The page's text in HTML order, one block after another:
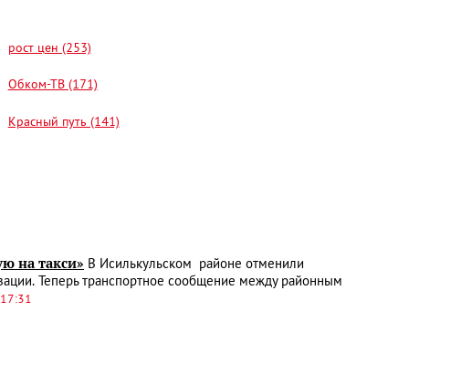
рост цен (253)
Обком-ТВ (171)
Красный путь (141)
на такси» В Исилькульском районе отменили
Теперь транспортное сообщение между районным